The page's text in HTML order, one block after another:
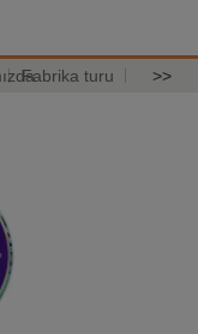
Fabrika turu >>